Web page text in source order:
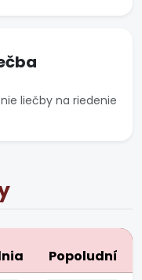
liečby na riedenie
Popoludní